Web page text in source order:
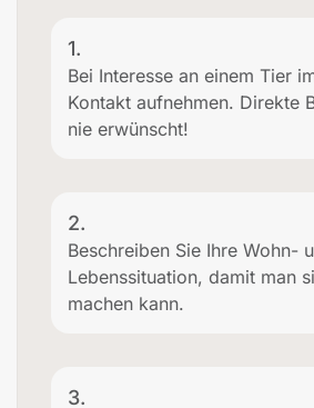
1.
Bei Interesse an einem Tier
Kontakt aufnehmen. Direkte
nie erwünscht!
2.
Beschreiben Sie Ihre Wohn-
Lebenssituation, damit man
machen kann.
3.